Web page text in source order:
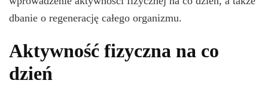
dbanie o regenerację całego organizmu.
Aktywność fizyczna na co
dzień